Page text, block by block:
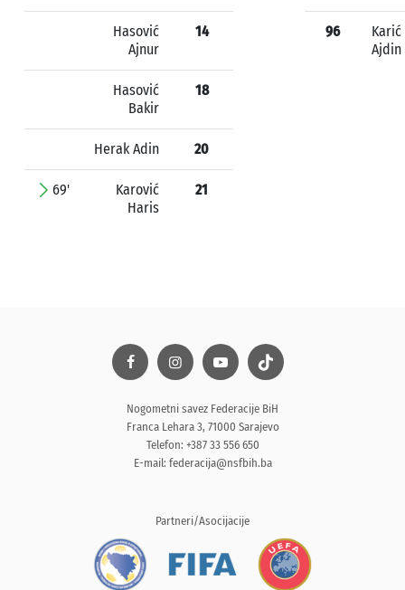
Hasović
Ajnur
14
Hasović
Bakir
18
Herak Adin 20
69'
Karović
Haris
21
96
Karić
Ajdin
Nogometni savez Federacije BiH
Franca Lehara 3, 71000 Sarajevo
Telefon: +387 33 556 650
E-mail: federacija@nsfbih.ba
Partneri/Asocijacije